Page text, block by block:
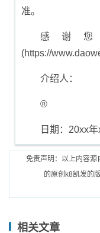
准。
感谢
(https://
介绍人：
®
日期：20xx
免责声明：以上内容源
的原创k8凯发的
相关文章